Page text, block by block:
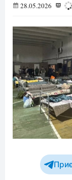
28.05.2026